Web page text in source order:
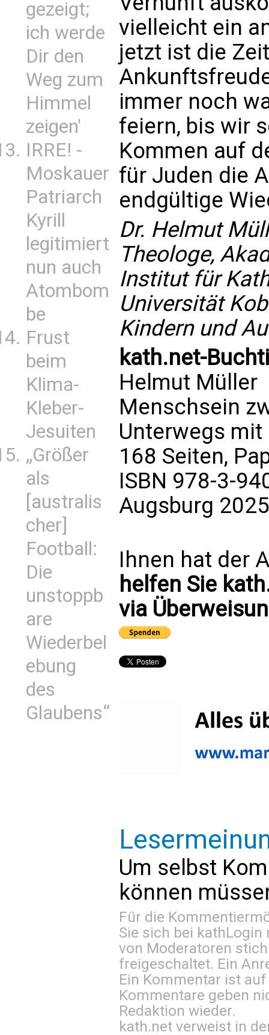
gezeigt;
ich werde
Dir den
Weg zum
Himmel
zeigen'
IRRE! -
Moskauer
Patriarch
Kyrill
legitimiert
nun auch
Atombom
be
Frust
beim
Klima-
Kleber-
Jesuiten
„Größer
als
[australis
cher]
Football:
Die
unstoppb
are
Wiederbel
ebung
des
Glaubens“
vielleicht ein
jetzt ist die
immer noch
feiern, bis wir
Kommen auf
für Juden die
endgültige
Dr. Helmut
Theologe,
Institut für
Universität
Kindern und
kath.net-
Helmut Müller
Menschsein
Unterwegs mit
168 Seiten,
ISBN 978-3-
Augsburg
Ihnen hat der
helfen Sie
via
Um selbst
können
Für die
Sie sich bei kathLogin
von Moderatoren
freigeschaltet. Ein
Ein Kommentar ist
Kommentare geben
Redaktion wieder.
kath.net verweist in